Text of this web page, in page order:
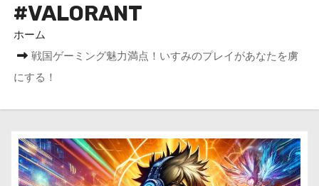
#VALORANT
ホーム
戦国ゲーミング魅力満点！いすみのプレイがあなたを虜
にする！